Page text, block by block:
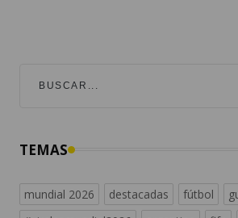
mundial 2026
españa
messi noticias de guatemala